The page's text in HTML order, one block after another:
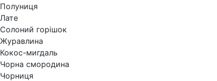
Полуниця
Лате
Солоний горішок
Журавлина
Кокос-мигдаль
Чорна смородина
Чорниця